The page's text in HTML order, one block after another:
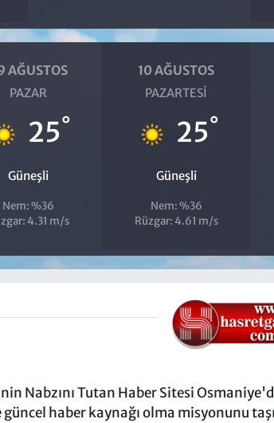
AĞUSTOS
PAZAR
25°
Güneşli
Nem: %36
4.31 m/s
10 AĞUSTOS
PAZARTESI
25°
Güneşli
Nem: %36
Rüzgar: 4.61 m/s
Nabzını Tutan Haber Sitesi
haber kaynağı olma misyonunu